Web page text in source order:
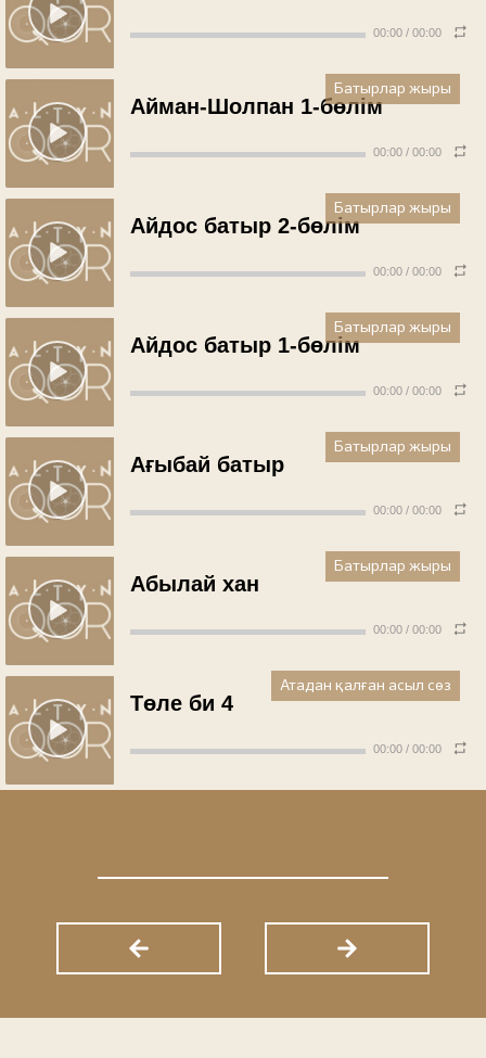
00:00 / 00:00
Айман-Шолпан 1-бөлім
00:00 / 00:00
Батырлар жыры
Айдос батыр 2-бөлім
00:00 / 00:00
Батырлар жыры
Айдос батыр 1-бөлім
00:00 / 00:00
Батырлар жыры
Ағыбай батыр
00:00 / 00:00
Батырлар жыры
Абылай хан
00:00 / 00:00
Батырлар жыры
Төле би 4
00:00 / 00:00
Атадан қалған асыл сөз